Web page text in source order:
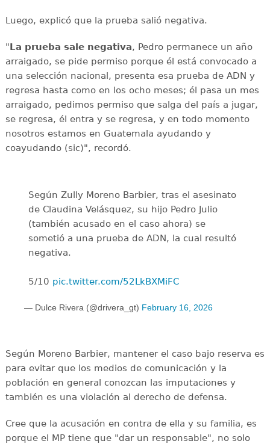
Luego, explicó que la prueba salió negativa.
"La prueba sale negativa, Pedro permanece un año
arraigado, se pide permiso porque él está convocado a
una selección nacional, presenta esa prueba de ADN y
regresa hasta como en los ocho meses; él pasa un mes
arraigado, pedimos permiso que salga del país a jugar,
se regresa, él entra y se regresa, y en todo momento
nosotros estamos en Guatemala ayudando y
coayudando (sic)", recordó.
Según Zully Moreno Barbier, tras el asesinato
de Claudina Velásquez, su hijo Pedro Julio
(también acusado en el caso ahora) se
sometió a una prueba de ADN, la cual resultó
negativa.
5/10 pic.twitter.com/52LkBXMiFC
— Dulce Rivera (@drivera_gt) February 16, 2026
Según Moreno Barbier, mantener el caso bajo reserva es
para evitar que los medios de comunicación y la
población en general conozcan las imputaciones y
también es una violación al derecho de defensa.
Cree que la acusación en contra de ella y su familia, es
porque el MP tiene que "dar un responsable", no solo